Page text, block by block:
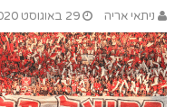
ניתאי אריה 29 באוגוסט 2020